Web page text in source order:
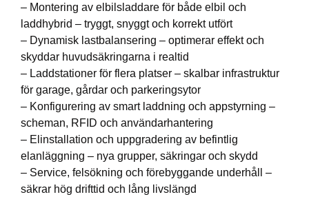
– Montering av elbilsladdare för både elbil och
laddhybrid – tryggt, snyggt och korrekt utfört
– Dynamisk lastbalansering – optimerar effekt och
skyddar huvudsäkringarna i realtid
– Laddstationer för flera platser – skalbar infrastruktur
för garage, gårdar och parkeringsytor
– Konfigurering av smart laddning och appstyrning –
scheman, RFID och användarhantering
– Elinstallation och uppgradering av befintlig
elanläggning – nya grupper, säkringar och skydd
– Service, felsökning och förebyggande underhåll –
säkrar hög drifttid och lång livslängd